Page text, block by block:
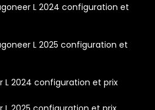
L 2024 configuration et
L 2025 configuration et
L 2024 configuration et prix